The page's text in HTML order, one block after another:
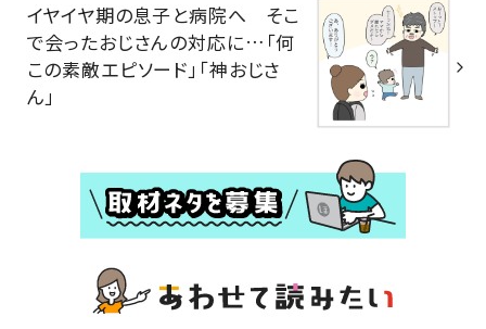
イヤイヤ期の息子と病院へ そこ
で会ったおじさんの対応に…「何
この素敵エピソード」「神おじさ
ん」